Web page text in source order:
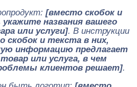
[вместо скобок и
названия вашего
или услуги]. В инструкции
скобок и текста в них,
информацию предлагает
или услуга, в чем
клиентов решает].